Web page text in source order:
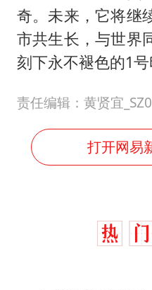
奇。未来，它将继
市共生长，与世界
刻下永不褪色的1号
责任编辑：黄贤宜
打开网易